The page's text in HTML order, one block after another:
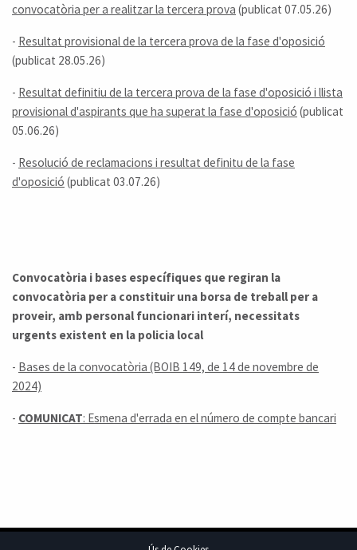
convocatòria per a realitzar la tercera prova (publicat 07.05.26)
- Resultat provisional de la tercera prova de la fase d'oposició
(publicat 28.05.26)
- Resultat definitiu de la tercera prova de la fase d'oposició i llista
provisional d'aspirants que ha superat la fase d'oposició (publicat
05.06.26)
- Resolució de reclamacions i resultat definitu de la fase
d'oposició (publicat 03.07.26)
Convocatòria i bases específiques que regiran la
convocatòria per a constituir una borsa de treball per a
proveir, amb personal funcionari interí, necessitats
urgents existent en la policia local
- Bases de la convocatòria (BOIB 149, de 14 de novembre de
2024)
- COMUNICAT: Esmena d'errada en el número de compte bancari